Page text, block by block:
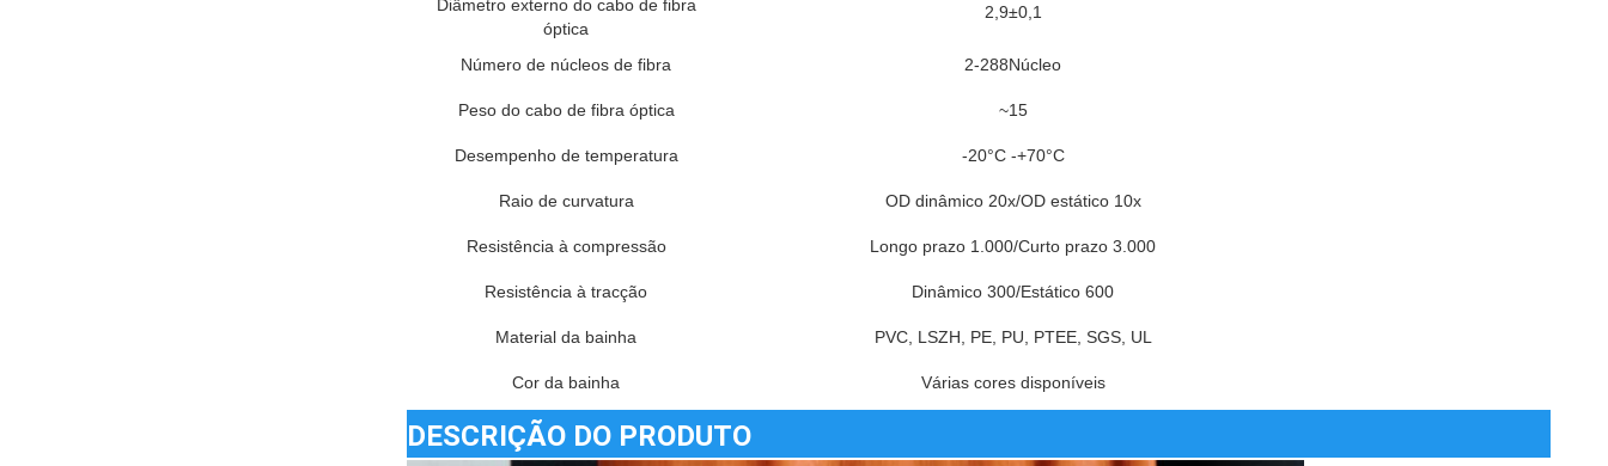
Diâmetro externo do cabo de fibra
óptica
2,9±0,1
Número de núcleos de fibra 2-288Núcleo
Peso do cabo de fibra óptica ~15
Desempenho de temperatura -20°C -+70°C
Raio de curvatura OD dinâmico 20x/OD estático 10x
Resistência à compressão Longo prazo 1.000/Curto prazo 3.000
Resistência à tracção Dinâmico 300/Estático 600
Material da bainha PVC, LSZH, PE, PU, ​​PTEE, SGS, UL
Cor da bainha Várias cores disponíveis
DESCRIÇÃO DO PRODUTO